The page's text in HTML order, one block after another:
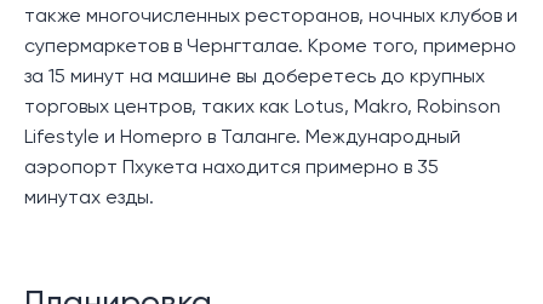
также многочисленных ресторанов, ночных клубов и
супермаркетов в Чернгталае. Кроме того, примерно
за 15 минут на машине вы доберетесь до крупных
торговых центров, таких как Lotus, Makro, Robinson
Lifestyle и Homepro в Таланге. Международный
аэропорт Пхукета находится примерно в 35
минутах езды.